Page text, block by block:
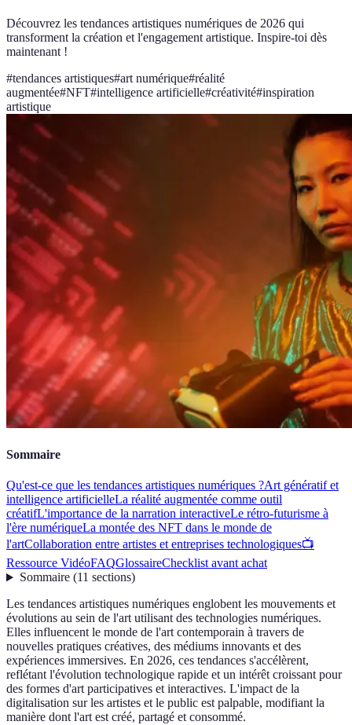
Découvrez les tendances artistiques numériques de 2026 qui
transforment la création et l'engagement artistique. Inspire-toi dès
maintenant !
#tendances artistiques#art numérique#réalité
augmentée#NFT#intelligence artificielle#créativité#inspiration
artistique
Sommaire
Qu'est-ce que les tendances artistiques numériques ?Art génératif et
intelligence artificielleLa réalité augmentée comme outil
créatifL'importance de la narration interactiveLe rétro-futurisme à
l'ère numériqueLa montée des NFT dans le monde de
l'artCollaboration entre artistes et entreprises technologiques📺
Ressource VidéoFAQGlossaireChecklist avant achat
Sommaire(11 sections)
Les tendances artistiques numériques englobent les mouvements et
évolutions au sein de l'art utilisant des technologies numériques.
Elles influencent le monde de l'art contemporain à travers de
nouvelles pratiques créatives, des médiums innovants et des
expériences immersives. En 2026, ces tendances s'accélèrent,
reflétant l'évolution technologique rapide et un intérêt croissant pour
des formes d'art participatives et interactives. L'impact de la
digitalisation sur les artistes et le public est palpable, modifiant la
manière dont l'art est créé, partagé et consommé.